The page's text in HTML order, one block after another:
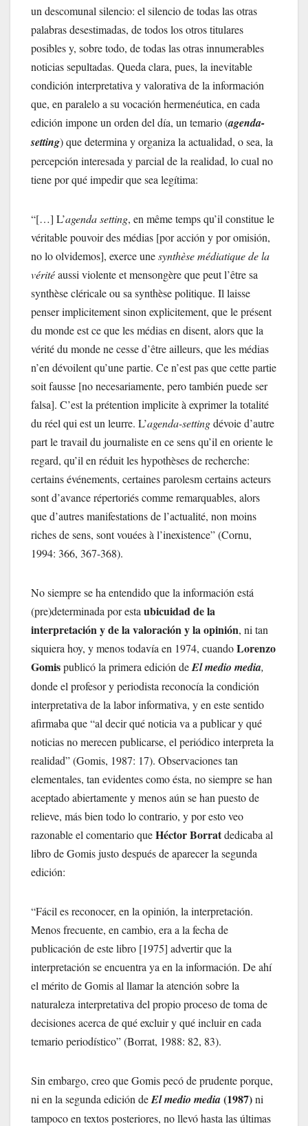
un descomunal silencio: el silencio de todas las otras
palabras desestimadas, de todos los otros titulares
posibles y, sobre todo, de todas las otras innumerables
noticias sepultadas. Queda clara, pues, la inevitable
condición interpretativa y valorativa de la información
que, en paralelo a su vocación hermenéutica, en cada
edición impone un orden del día, un temario (agenda-
setting) que determina y organiza la actualidad, o sea, la
percepción interesada y parcial de la realidad, lo cual no
tiene por qué impedir que sea legítima:
“[…] L’agenda setting, en même temps qu’il constitue le
véritable pouvoir des médias [por acción y por omisión,
no lo olvidemos], exerce unesynthèse médiatique de la
véritéaussi violente et mensongère que peut l’être sa
synthèse cléricale ou sa synthèse politique. Il laisse
penser implicitement sinon explicitement, que le présent
du monde est ce que les médias en disent, alors que la
vérité du monde ne cesse d’être ailleurs, que les médias
n’en dévoilent qu’une partie. Ce n’est pas que cette partie
soit fausse [no necesariamente, pero también puede ser
falsa]. C’est la prétention implicite à exprimer la totalité
du réel qui est un leurre. L’agenda-settingdévoie d’autre
part le travail du journaliste en ce sens qu’il en oriente le
regard, qu’il en réduit les hypothèses de recherche:
certains événements, certaines parolesm certains acteurs
sont d’avance répertoriés comme remarquables, alors
que d’autres manifestations de l’actualité, non moins
riches de sens, sont vouées à l’inexistence” (Cornu,
1994: 366, 367-368).
No siempre se ha entendido que la información está
(pre)determinada por esta ubicuidad de la
interpretación y de la valoración y la opinión, ni tan
siquiera hoy, y menos todavía en 1974, cuandoLorenzo
Gomispublicó la primera edición deEl medio media,
donde el profesor y periodista reconocía la condición
interpretativa de la labor informativa, y en este sentido
afirmaba que “al decir qué noticia va a publicar y qué
noticias no merecen publicarse, el periódico interpreta la
realidad” (Gomis, 1987: 17). Observaciones tan
elementales, tan evidentes como ésta, no siempre se han
aceptado abiertamente y menos aún se han puesto de
relieve, más bien todo lo contrario, y por esto veo
razonable el comentario queHéctor Borratdedicaba al
libro de Gomis justo después de aparecer la segunda
edición:
“Fácil es reconocer, en la opinión, la interpretación.
Menos frecuente, en cambio, era a la fecha de
publicación de este libro [1975] advertir que la
interpretación se encuentra ya en la información. De ahí
el mérito de Gomis al llamar la atención sobre la
naturaleza interpretativa del propio proceso de toma de
decisiones acerca de qué excluir y qué incluir en cada
temario periodístico” (Borrat, 1988: 82, 83).
Sin embargo, creo que Gomis pecó de prudente porque,
ni en la segunda edición deEl medio media(1987)ni
tampoco en textos posteriores, no llevó hasta las últimas